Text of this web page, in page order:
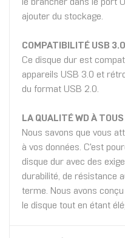
le brancher dans le port
ajouter du stockage.
COMPATIBILITÉ USB
Ce disque dur est
appareils USB 3.0 et
du format USB 2.0.
LA QUALITÉ WD À
Nous savons que vous
à vos données. C'est
disque dur avec des
durabilité, de résistance
terme. Nous avons
le disque tout en étant